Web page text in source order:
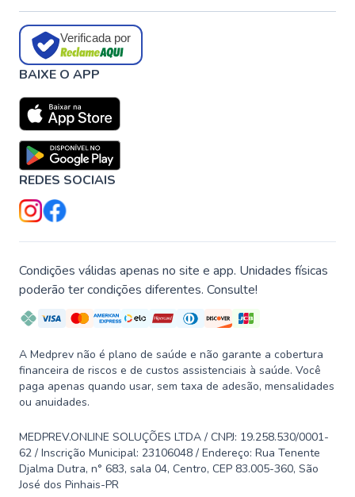
Verificada por
BAIXE O APP
REDES SOCIAIS
Condições válidas apenas no site e app. Unidades físicas
poderão ter condições diferentes. Consulte!
A Medprev não é plano de saúde e não garante a cobertura
financeira de riscos e de custos assistenciais à saúde. Você
paga apenas quando usar, sem taxa de adesão, mensalidades
ou anuidades.
MEDPREV.ONLINE SOLUÇÕES LTDA / CNPJ: 19.258.530/0001-
62 / Inscrição Municipal: 23106048 / Endereço: Rua Tenente
Djalma Dutra, n° 683, sala 04, Centro, CEP 83.005-360, São
José dos Pinhais-PR